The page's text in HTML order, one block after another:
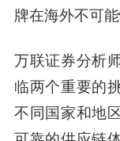
牌在海外不可
万联证券分析
临两个重要的
不同国家和地